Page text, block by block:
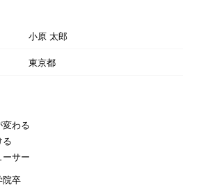
小原 太郎
東京都
わる
る
サー
院卒